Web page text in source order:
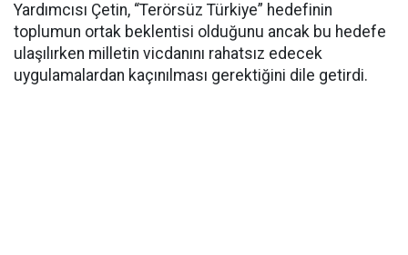
Yardımcısı Çetin, “Terörsüz Türkiye” hedefinin
toplumun ortak beklentisi olduğunu ancak bu hedefe
ulaşılırken milletin vicdanını rahatsız edecek
uygulamalardan kaçınılması gerektiğini dile getirdi.